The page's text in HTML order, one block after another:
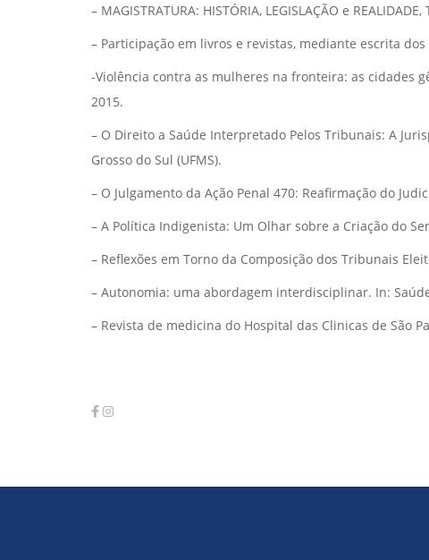
– MAGISTRATURA: HISTÓRIA, LEGISLAÇÃO e REALIDADE,
– Participação em livros e revistas, mediante escrita
-Violência contra as mulheres na fronteira: as cidades
2015.
– O Direito a Saúde Interpretado Pelos Tribunais: A
Grosso do Sul (UFMS).
– O Julgamento da Ação Penal 470: Reafirmação do
– A Política Indigenista: Um Olhar sobre a Criação do
– Reflexões em Torno da Composição dos Tribunais
– Autonomia: uma abordagem interdisciplinar. In:
– Revista de medicina do Hospital das Clinicas de São